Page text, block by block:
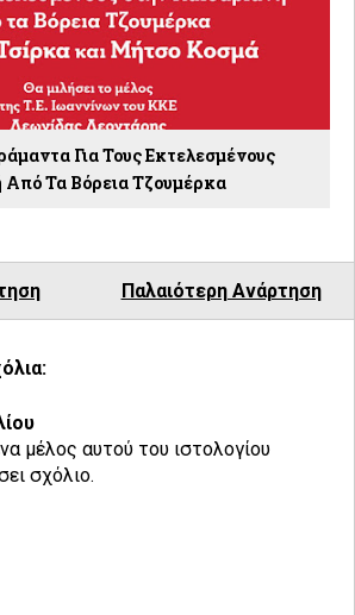
Για Τους Εκτελεσμένους
Από Τα Βόρεια Τζουμέρκα
Παλαιότερη Ανάρτηση
μέλος αυτού του ιστολογίου
σχόλιο.